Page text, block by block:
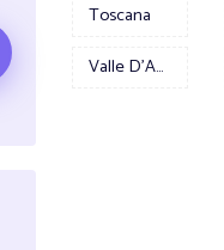
Toscana
Valle D'Aosta